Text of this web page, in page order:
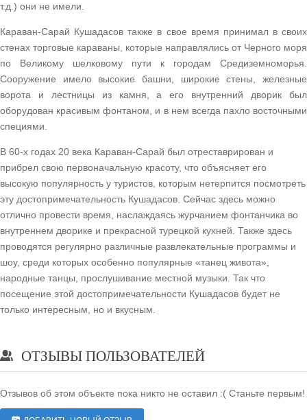
т.д.) они не имели.
Караван-Сарай Кушадасов также в свое время принимал в своих
стенах торговые караваны, которые направлялись от Черного моря
по Великому шелковому пути к городам Средиземноморья.
Сооружение имело высокие башни, широкие стены, железные
ворота и лестницы из камня, а его внутренний дворик был
оборудован красивым фонтаном, и в нем всегда пахло восточными
специями.
В 60-х годах 20 века Караван-Сарай был отреставрирован и
прибрел свою первоначальную красоту, что объясняет его
высокую популярность у туристов, которым нетерпится посмотреть
эту достопримечательность Кушадасов. Сейчас здесь можно
отлично провести время, наслаждаясь журчанием фонтанчика во
внутреннем дворике и прекрасной турецкой кухней. Также здесь
проводятся регулярно различные развлекательные программы и
шоу, среди которых особенно популярные «танец живота»,
народные танцы, прослушивание местной музыки. Так что
посещение этой достопримечательности Кушадасов будет не
только интересным, но и вкусным.
ОТЗЫВЫ ПОЛЬЗОВАТЕЛЕЙ
Отзывов об этом объекте пока никто не оставил :( Станьте первым!